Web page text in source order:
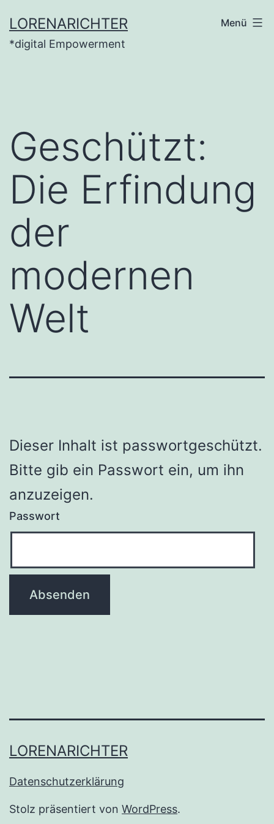
Inhalt
springen
LORENARICHTER
*digital Empowerment
Menü
Geschützt:
Die Erfindung
der
modernen
Welt
Dieser Inhalt ist passwortgeschützt.
Bitte gib ein Passwort ein, um ihn
anzuzeigen.
Passwort
LORENARICHTER
Datenschutzerklärung
Stolz präsentiert von WordPress.